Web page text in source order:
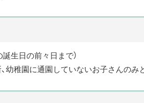
生日の前々日まで）
幼稚園に通園していないお子さんのみ